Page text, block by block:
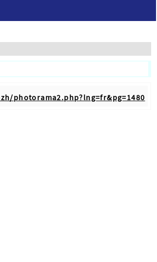
photorama2.php?lng=fr&pg=1480